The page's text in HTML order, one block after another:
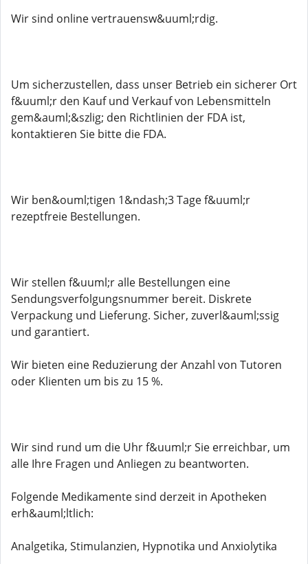
Wir sind online vertrauensw&uuml;rdig.
Um sicherzustellen, dass unser Betrieb ein sicherer Ort
f&uuml;r den Kauf und Verkauf von Lebensmitteln
gem&auml;&szlig; den Richtlinien der FDA ist,
kontaktieren Sie bitte die FDA.
Wir ben&ouml;tigen 1&ndash;3 Tage f&uuml;r
rezeptfreie Bestellungen.
Wir stellen f&uuml;r alle Bestellungen eine
Sendungsverfolgungsnummer bereit. Diskrete
Verpackung und Lieferung. Sicher, zuverl&auml;ssig
und garantiert.
Wir bieten eine Reduzierung der Anzahl von Tutoren
oder Klienten um bis zu 15 %.
Wir sind rund um die Uhr f&uuml;r Sie erreichbar, um
alle Ihre Fragen und Anliegen zu beantworten.
Folgende Medikamente sind derzeit in Apotheken
erh&auml;ltlich:
Analgetika, Stimulanzien, Hypnotika und Anxiolytika